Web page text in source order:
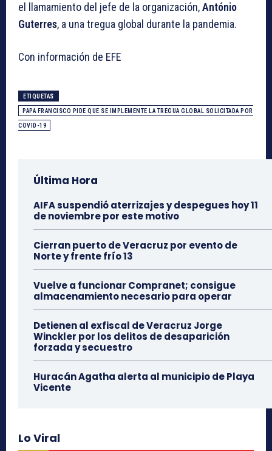
el llamamiento del jefe de la organización,António
Guterres, a una tregua global durante la pandemia.
Con información de EFE
ETIQUETAS
PAPA FRANCISCO PIDE QUE SE IMPLEMENTE LA TREGUA GLOBAL SOLICITADA POR
COVID-19
Última Hora
AIFA suspendió aterrizajes y despegues hoy 11
de noviembre por este motivo
Cierran puerto de Veracruz por evento de
Norte y frente frío 13
Vuelve a funcionar Compranet; consigue
almacenamiento necesario para operar
Detienen al exfiscal de Veracruz Jorge
Winckler por los delitos de desaparición
forzada y secuestro
Huracán Agatha alerta al municipio de Playa
Vicente
Lo Viral